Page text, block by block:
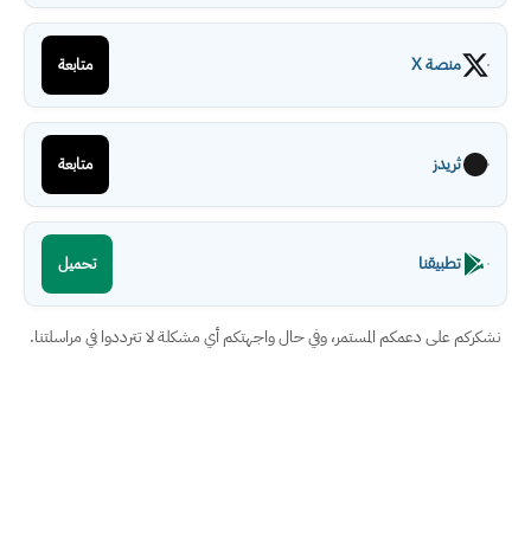
منصة X متابعة
ثريدز متابعة
تطبيقنا تحميل
نشكركم على دعمكم المستمر، وفي حال واجهتكم أي مشكلة لا تترددوا في مراسلتنا.